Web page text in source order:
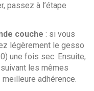
passez à l’étape
couche : si vous
légèrement le gesso
une fois sec. Ensuite,
les mêmes
adhérence.